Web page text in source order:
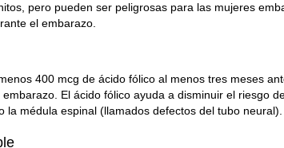
pero pueden ser peligrosas para las mujeres
el embarazo.
400 mcg de ácido fólico al menos tres meses
El ácido fólico ayuda a disminuir el riesgo
médula espinal (llamados defectos del tubo neural).